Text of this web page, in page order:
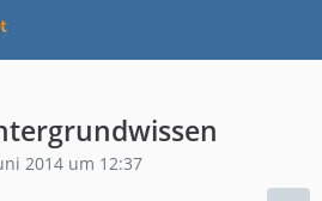
2014 um 12:37